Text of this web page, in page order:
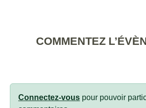
COMMENTEZ
Connectez-vous pour pouvoir